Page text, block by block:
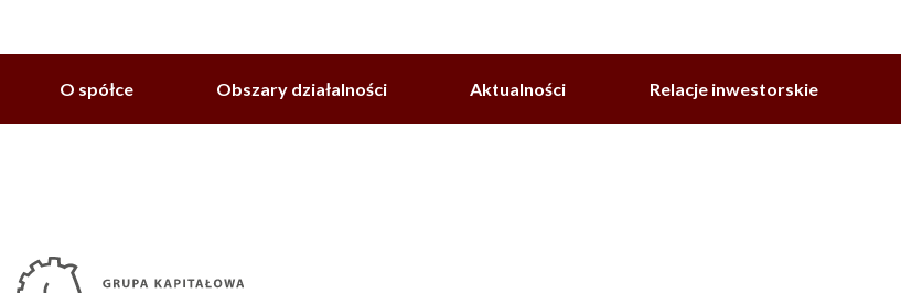
O spółce Obszary działalności Aktualności Relacje inwestorskie